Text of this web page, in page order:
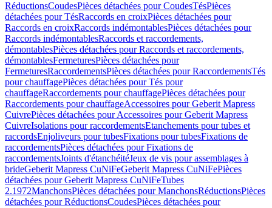
RéductionsCoudesPièces détachées pour CoudesTésPièces
détachées pour TésRaccords en croixPièces détachées pour
Raccords en croixRaccords indémontablesPièces détachées pour
Raccords indémontablesRaccords et raccordements,
démontablesPièces détachées pour Raccords et raccordements,
démontablesFermeturesPièces détachées pour
FermeturesRaccordementsPièces détachées pour RaccordementsTés
pour chauffagePièces détachées pour Tés pour
chauffageRaccordements pour chauffagePièces détachées pour
Raccordements pour chauffageAccessoires pour Geberit Mapress
CuivrePièces détachées pour Accessoires pour Geberit Mapress
CuivreIsolations pour raccordementsEtanchements pour tubes et
raccordsEnjoliveurs pour tubesFixations pour tubesFixations de
raccordementsPièces détachées pour Fixations de
raccordementsJoints d'étanchéitéJeux de vis pour assemblages à
brideGeberit Mapress CuNiFeGeberit Mapress CuNiFePièces
détachées pour Geberit Mapress CuNiFeTubes
2.1972ManchonsPièces détachées pour ManchonsRéductionsPièces
détachées pour RéductionsCoudesPièces détachées pour